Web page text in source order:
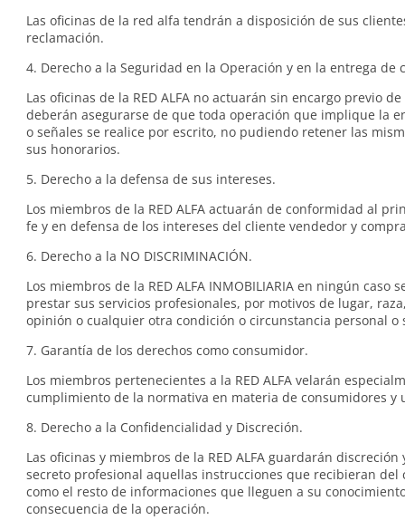
Las oficinas de la red alfa tendrán a disposición de sus
reclamación.
4. Derecho a la Seguridad en la Operación y en la entrega de
Las oficinas de la RED ALFA no actuarán sin encargo previo
deberán asegurarse de que toda operación que implique la
o señales se realice por escrito, no pudiendo retener las
sus honorarios.
5. Derecho a la defensa de sus intereses.
Los miembros de la RED ALFA actuarán de conformidad al
fe y en defensa de los intereses del cliente vendedor y
6. Derecho a la NO DISCRIMINACIÓN.
Los miembros de la RED ALFA INMOBILIARIA en ningún caso
prestar sus servicios profesionales, por motivos de lugar,
opinión o cualquier otra condición o circunstancia personal o
7. Garantía de los derechos como consumidor.
Los miembros pertenecientes a la RED ALFA velarán
cumplimiento de la normativa en materia de consumidores y
8. Derecho a la Confidencialidad y Discreción.
Las oficinas y miembros de la RED ALFA guardarán discreción
secreto profesional aquellas instrucciones que recibieran del
como el resto de informaciones que lleguen a su
consecuencia de la operación.